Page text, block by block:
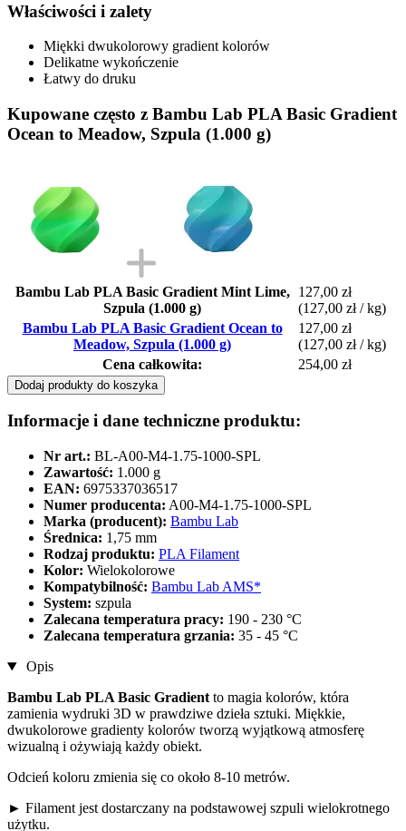
Właściwości i zalety
Miękki dwukolorowy gradient kolorów
Delikatne wykończenie
Łatwy do druku
Kupowane często z Bambu Lab PLA Basic Gradient
Ocean to Meadow, Szpula (1.000 g)
Bambu Lab PLA Basic Gradient Mint Lime,
Szpula (1.000 g)
127,00 zł
(127,00 zł / kg)
Bambu Lab PLA Basic Gradient Ocean to
Meadow, Szpula (1.000 g)
127,00 zł
(127,00 zł / kg)
Cena całkowita:
254,00 zł
Dodaj produkty do koszyka
Informacje i dane techniczne produktu:
Nr art.: BL-A00-M4-1.75-1000-SPL
Zawartość: 1.000 g
EAN: 6975337036517
Numer producenta: A00-M4-1.75-1000-SPL
Marka (producent): Bambu Lab
Średnica: 1,75 mm
Rodzaj produktu: PLA Filament
Kolor: Wielokolorowe
Kompatybilność: Bambu Lab AMS*
System: szpula
Zalecana temperatura pracy: 190 - 230 °C
Zalecana temperatura grzania: 35 - 45 °C
Opis
Bambu Lab PLA Basic Gradient to magia kolorów, która
zamienia wydruki 3D w prawdziwe dzieła sztuki. Miękkie,
dwukolorowe gradienty kolorów tworzą wyjątkową atmosferę
wizualną i ożywiają każdy obiekt.
Odcień koloru zmienia się co około 8-10 metrów.
► Filament jest dostarczany na podstawowej szpuli wielokrotnego
użytku.